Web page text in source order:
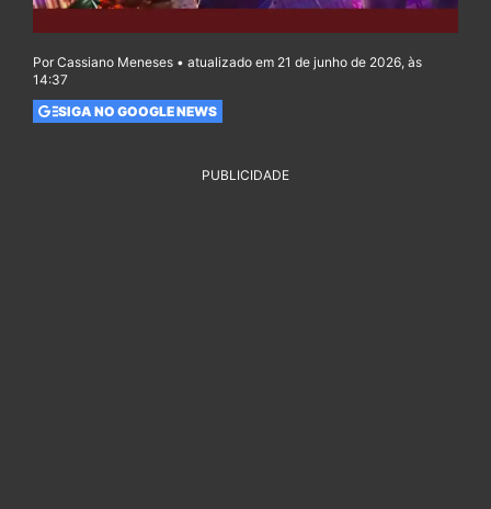
Por Cassiano Meneses • atualizado em 21 de junho de 2026, às
14:37
SIGA NO GOOGLE NEWS
PUBLICIDADE